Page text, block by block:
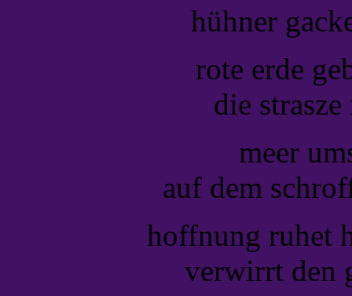
hühner
rote erde
die
meer
auf dem
hoffnung ruhet
verwirrt den